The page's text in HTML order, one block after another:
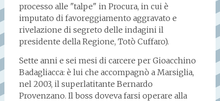
processo alle "talpe" in Procura, in cui è
imputato di favoreggiamento aggravato e
rivelazione di segreto delle indagini il
presidente della Regione, Totò Cuffaro).
Sette anni e sei mesi di carcere per Gioacchino
Badagliacca: è lui che accompagnò a Marsiglia,
nel 2003, il superlatitante Bernardo
Provenzano. Il boss doveva farsi operare alla